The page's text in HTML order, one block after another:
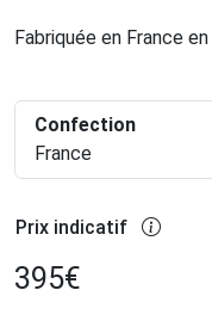
Fabriquée en France
Confection
France
Prix indicatif
395€